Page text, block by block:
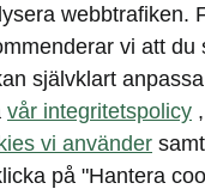
webbtrafiken.
vi att du
självklart
vår integritetspolicy
vi använder
på "Hantera